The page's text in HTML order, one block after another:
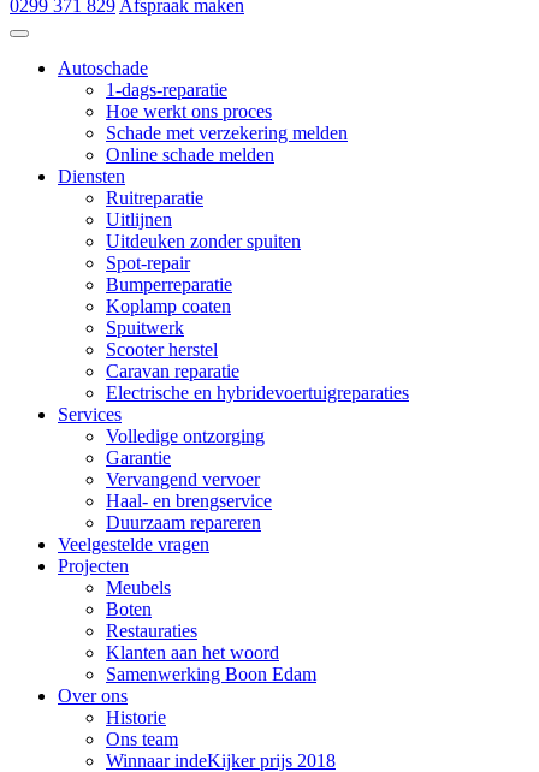
0299 371 829 Afspraak maken
Autoschade
1-dags-reparatie
Hoe werkt ons proces
Schade met verzekering melden
Online schade melden
Diensten
Ruitreparatie
Uitlijnen
Uitdeuken zonder spuiten
Spot-repair
Bumperreparatie
Koplamp coaten
Spuitwerk
Scooter herstel
Caravan reparatie
Electrische en hybridevoertuigreparaties
Services
Volledige ontzorging
Garantie
Vervangend vervoer
Haal- en brengservice
Duurzaam repareren
Veelgestelde vragen
Projecten
Meubels
Boten
Restauraties
Klanten aan het woord
Samenwerking Boon Edam
Over ons
Historie
Ons team
Winnaar indeKijker prijs 2018